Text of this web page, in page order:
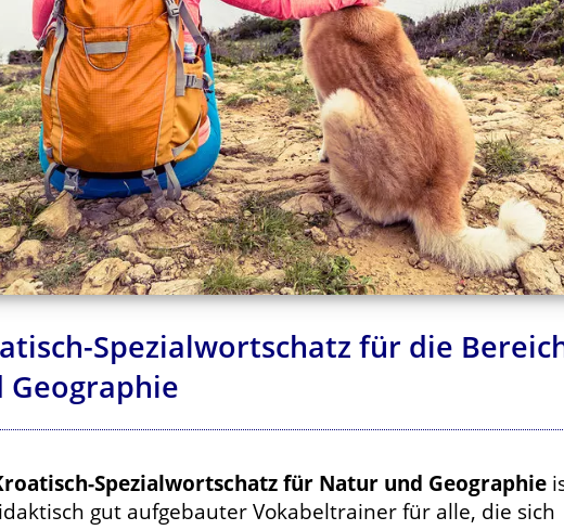
Spezialwortschatz für die
Geographie
Spezialwortschatz für Natur und Geographie
gut aufgebauter Vokabeltrainer für alle, die sich